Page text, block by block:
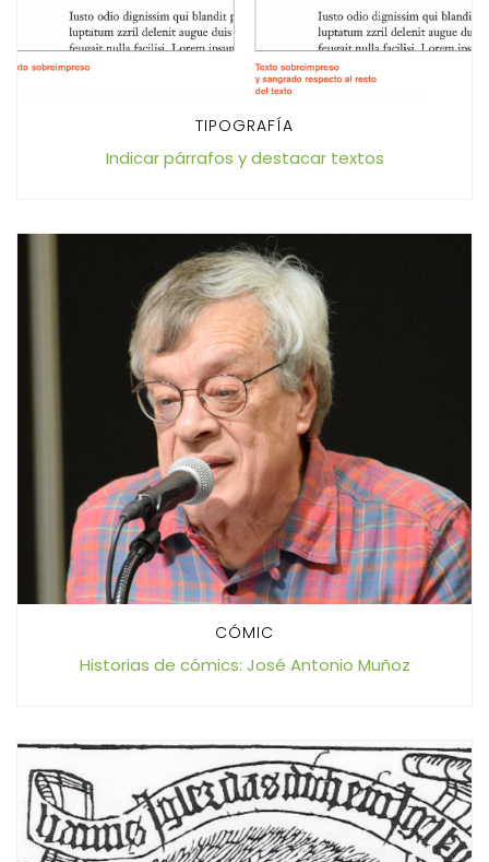
TIPOGRAFÍA
Indicar párrafos y destacar textos
CÓMIC
Historias de cómics: José Antonio Muñoz